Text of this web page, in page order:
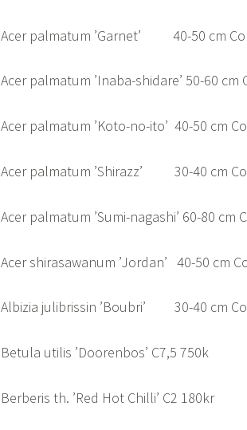
Acer palmatum ’Garnet’ 40-50
Acer palmatum ’Inaba-shidare’ 50-
Acer palmatum ’Koto-no-ito’ 40-
Acer palmatum ’Shirazz’ 30-40
Acer palmatum ’Sumi-nagashi’ 60-
Acer shirasawanum ’Jordan’ 40-
Albizia julibrissin ’Boubri’ 30-
Betula utilis ’Doorenbos’ C7,5 750k
Berberis th. ’Red Hot Chilli’ C2 180kr